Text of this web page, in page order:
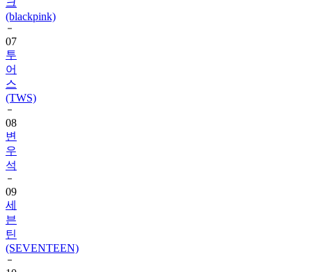
07
투
어
스
(TWS)
08
변
우
석
09
세
븐
틴
(SEVENTEEN)
10
에